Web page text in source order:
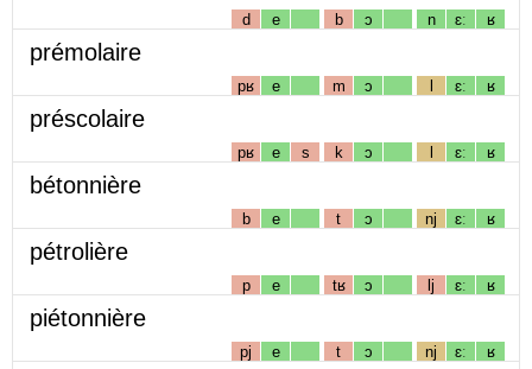
d e b ɔ n ɛː ʁ
prémolaire
pʁ e m ɔ l ɛː ʁ
préscolaire
pʁ e s k ɔ l ɛː ʁ
bétonnière
b e t ɔ nj ɛː ʁ
pétrolière
p e tʁ ɔ lj ɛː ʁ
piétonnière
pj e t ɔ nj ɛː ʁ